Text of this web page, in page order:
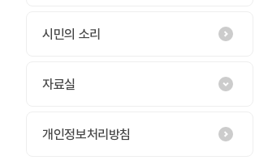
시민의 소리
자료실
개인정보처리방침